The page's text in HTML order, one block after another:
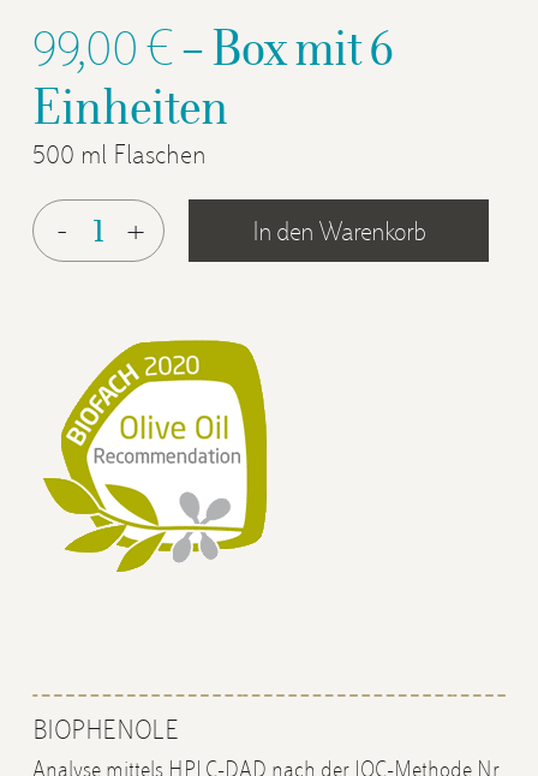
99,00€– Box mit 6
Einheiten
500 ml Flaschen
In den Warenkorb
BIOPHENOLE
Analyse mittels HPLC-DAD nach der IOC-Methode Nr.